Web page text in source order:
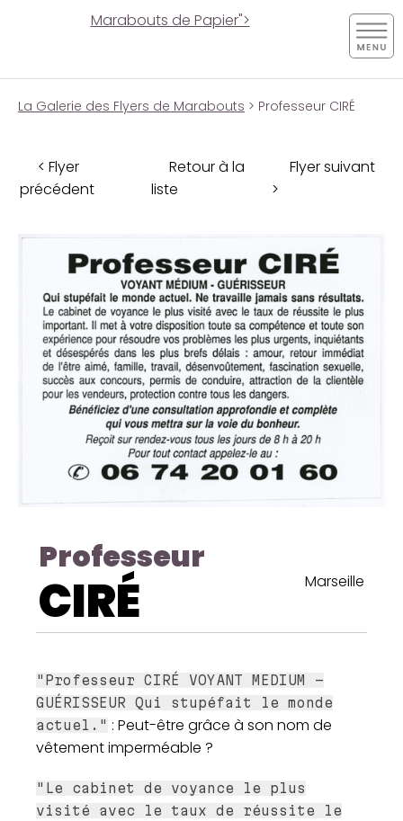
Marabouts de Papier">
La Galerie des Flyers de Marabouts > Professeur CIRÉ
< Flyer
précédent
Retour à la
liste
Flyer suivant
>
Professeur
CIRÉ Marseille
"Professeur CIRÉ VOYANT MEDIUM -
GUÉRISSEUR Qui stupéfait le monde
actuel." : Peut-être grâce à son nom de
vêtement imperméable ?
"Le cabinet de voyance le plus
visité avec le taux de réussite le